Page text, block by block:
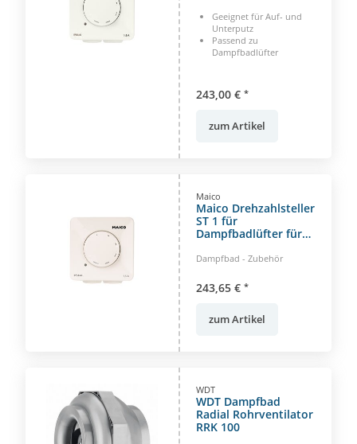
Geeignet für Auf- und
Unterputz
Passend zu
Dampfbadlüfter
243,00 € *
zum Artikel
Maico
Maico Drehzahlsteller
ST 1 für
Dampfbadlüfter für
Installation
Dampfbad - Zubehör
243,65 € *
zum Artikel
WDT
WDT Dampfbad
Radial Rohrventilator
RRK 100